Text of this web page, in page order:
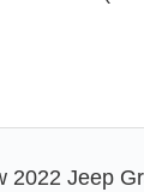
2022 Jeep